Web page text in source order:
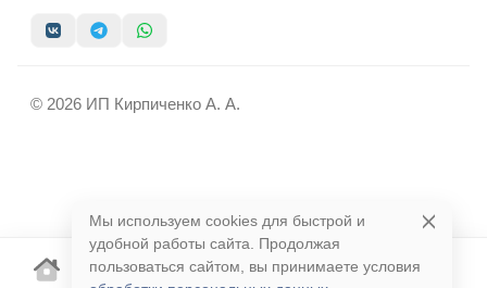
© 2026 ИП Кирпиченко А. А.
Мы используем cookies для быстрой и
удобной работы сайта. Продолжая
пользоваться сайтом, вы принимаете условия